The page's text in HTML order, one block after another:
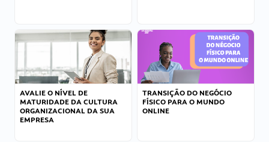
AVALIE O NÍVEL DE
MATURIDADE DA CULTURA
ORGANIZACIONAL DA SUA
EMPRESA
TRANSIÇÃO DO NEGÓCIO
FÍSICO PARA O MUNDO
ONLINE